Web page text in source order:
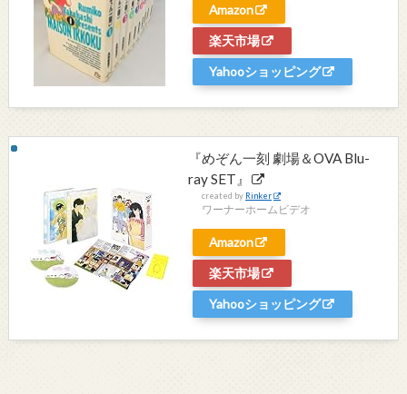
Amazon
楽天市場
Yahooショッピング
『めぞん一刻 劇場＆OVA Blu-
ray SET』
created by Rinker
ワーナーホームビデオ
Amazon
楽天市場
Yahooショッピング